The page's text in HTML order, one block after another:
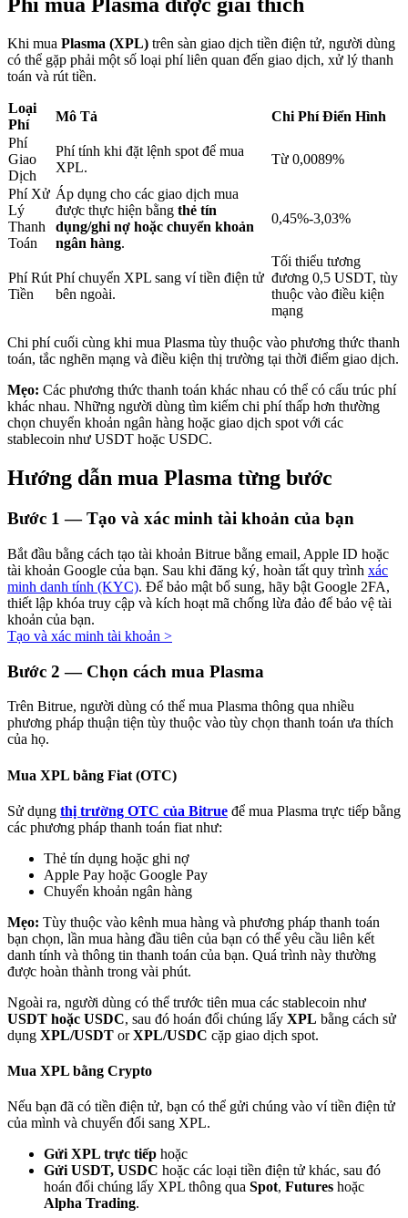
Khóa BTR
Khoản vay
Dịch vụ vay được hỗ trợ bằng tiền điện tử
Đầu tư cố định và quản lý tài chính
Tận hưởng việc quản lý tài chính hiện tại và thu nhập lâu dài
Staking 101
Tìm hiểu về kiếm thu nhập thụ động
Bitrue
AI
Đối tác Bitrue
Đối tác Bitrue
Phí mua Plasma được giải thích
Khi mua Plasma (XPL) trên sàn giao dịch tiền điện tử, người dùng
có thể gặp phải một số loại phí liên quan đến giao dịch, xử lý thanh
toán và rút tiền.
Loại
Phí
Mô Tả
Chi Phí Điển Hình
Phí
Giao
Dịch
Phí tính khi đặt lệnh spot để mua
XPL.
Từ 0,0089%
Phí Xử
Lý
Thanh
Toán
Áp dụng cho các giao dịch mua
được thực hiện bằng thẻ tín
dụng/ghi nợ hoặc chuyển khoản
ngân hàng.
0,45%-3,03%
Phí Rút
Tiền
Phí chuyển XPL sang ví tiền điện tử
bên ngoài.
Tối thiểu tương
đương 0,5 USDT, tùy
thuộc vào điều kiện
mạng
Chi phí cuối cùng khi mua Plasma tùy thuộc vào phương thức thanh
toán, tắc nghẽn mạng và điều kiện thị trường tại thời điểm giao dịch.
Mẹo: Các phương thức thanh toán khác nhau có thể có cấu trúc phí
khác nhau. Những người dùng tìm kiếm chi phí thấp hơn thường
chọn chuyển khoản ngân hàng hoặc giao dịch spot với các
stablecoin như USDT hoặc USDC.
Hướng dẫn mua Plasma từng bước
Bước 1 —Tạo và xác minh tài khoản của bạn
Bắt đầu bằng cách tạo tài khoản Bitrue bằng email, Apple ID hoặc
tài khoản Google của bạn. Sau khi đăng ký, hoàn tất quy trình xác
minh danh tính (KYC). Để bảo mật bổ sung, hãy bật Google 2FA,
thiết lập khóa truy cập và kích hoạt mã chống lừa đảo để bảo vệ tài
khoản của bạn.
Tạo và xác minh tài khoản >
Bước 2 — Chọn cách mua Plasma
Trên Bitrue, người dùng có thể mua Plasma thông qua nhiều
phương pháp thuận tiện tùy thuộc vào tùy chọn thanh toán ưa thích
của họ.
Mua XPL bằng Fiat (OTC)
Sử dụng thị trường OTC của Bitrue để mua Plasma trực tiếp bằng
các phương pháp thanh toán fiat như:
Thẻ tín dụng hoặc ghi nợ
Apple Pay hoặc Google Pay
Chuyển khoản ngân hàng
Mẹo: Tùy thuộc vào kênh mua hàng và phương pháp thanh toán
bạn chọn, lần mua hàng đầu tiên của bạn có thể yêu cầu liên kết
danh tính và thông tin thanh toán của bạn. Quá trình này thường
được hoàn thành trong vài phút.
Ngoài ra, người dùng có thể trước tiên mua các stablecoin như
USDT hoặc USDC, sau đó hoán đổi chúng lấy XPL bằng cách sử
dụng XPL/USDT orXPL/USDC cặp giao dịch spot.
Mua XPL bằng Crypto
Nếu bạn đã có tiền điện tử, bạn có thể gửi chúng vào ví tiền điện tử
của mình và chuyển đổi sang XPL.
Gửi XPL trực tiếp hoặc
Gửi USDT, USDC hoặc các loại tiền điện tử khác, sau đó
hoán đổi chúng lấy XPL thông qua Spot, Futures hoặc
Alpha Trading.